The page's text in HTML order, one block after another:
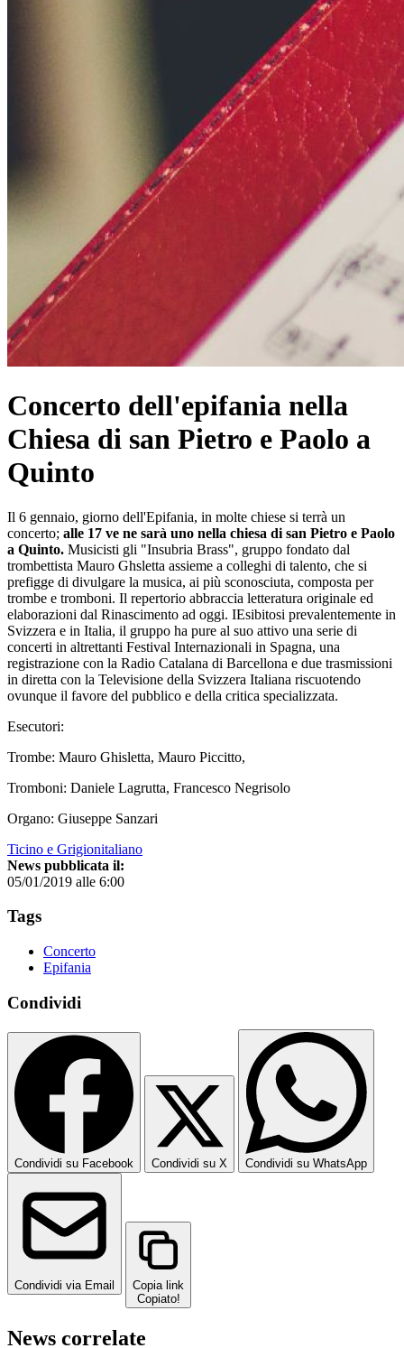
Concerto dell'epifania nella
Chiesa di san Pietro e Paolo a
Quinto
Il 6 gennaio, giorno dell'Epifania, in molte chiese si terrà un
concerto; alle 17 ve ne sarà uno nella chiesa di san Pietro e Paolo
a Quinto. Musicisti gli "Insubria Brass", gruppo fondato dal
trombettista Mauro Ghsletta assieme a colleghi di talento, che si
prefigge di divulgare la musica, ai più sconosciuta, composta per
trombe e tromboni. Il repertorio abbraccia letteratura originale ed
elaborazioni dal Rinascimento ad oggi. IEsibitosi prevalentemente in
Svizzera e in Italia, il gruppo ha pure al suo attivo una serie di
concerti in altrettanti Festival Internazionali in Spagna, una
registrazione con la Radio Catalana di Barcellona e due trasmissioni
in diretta con la Televisione della Svizzera Italiana riscuotendo
ovunque il favore del pubblico e della critica specializzata.
Esecutori:
Trombe: Mauro Ghisletta, Mauro Piccitto,
Tromboni: Daniele Lagrutta, Francesco Negrisolo
Organo: Giuseppe Sanzari
Ticino e Grigionitaliano
News pubblicata il:
05/01/2019 alle 6:00
Tags
Concerto
Epifania
Condividi
Condividi su Facebook Condividi su X Condividi su WhatsApp
Condividi via Email
Copia link
Copiato!
News correlate